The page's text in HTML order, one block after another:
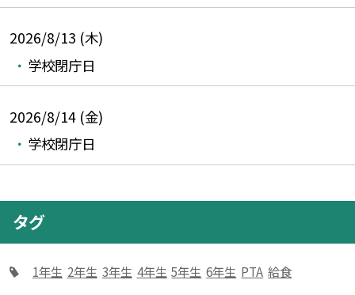
2026/8/13 (木)
学校閉庁日
2026/8/14 (金)
学校閉庁日
タグ
1年生 2年生 3年生 4年生 5年生 6年生 PTA 給食